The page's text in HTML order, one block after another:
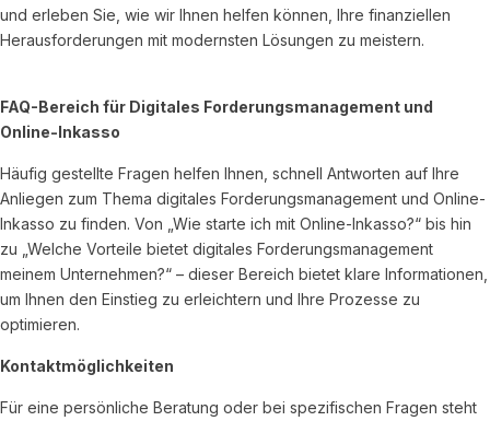
und erleben Sie, wie wir Ihnen helfen können, Ihre finanziellen
Herausforderungen mit modernsten Lösungen zu meistern.
FAQ-Bereich für Digitales Forderungsmanagement und
Online-Inkasso
Häufig gestellte Fragen helfen Ihnen, schnell Antworten auf Ihre
Anliegen zum Thema digitales Forderungsmanagement und Online-
Inkasso zu finden. Von „Wie starte ich mit Online-Inkasso?“ bis hin
zu „Welche Vorteile bietet digitales Forderungsmanagement
meinem Unternehmen?“ – dieser Bereich bietet klare Informationen,
um Ihnen den Einstieg zu erleichtern und Ihre Prozesse zu
optimieren.
Kontaktmöglichkeiten
Für eine persönliche Beratung oder bei spezifischen Fragen steht